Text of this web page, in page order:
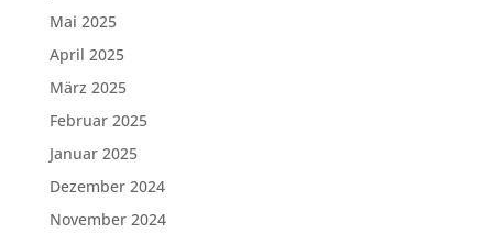
Mai 2025
April 2025
März 2025
Februar 2025
Januar 2025
Dezember 2024
November 2024